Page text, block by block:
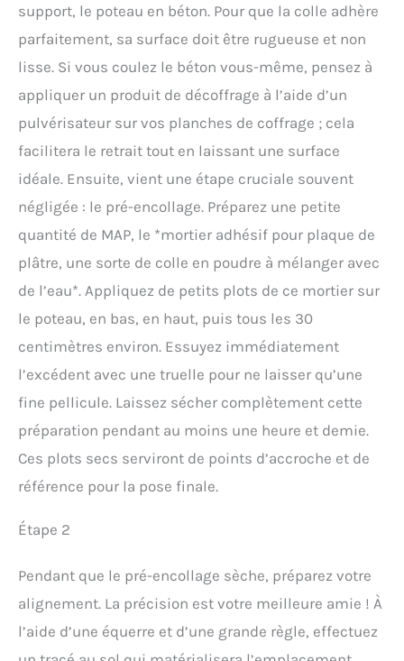
support, le poteau en béton. Pour que la colle adhère
parfaitement, sa surface doit être rugueuse et non
lisse. Si vous coulez le béton vous-même, pensez à
appliquer un produit de décoffrage à l’aide d’un
pulvérisateur sur vos planches de coffrage ; cela
facilitera le retrait tout en laissant une surface
idéale. Ensuite, vient une étape cruciale souvent
négligée : le pré-encollage. Préparez une petite
quantité de MAP, le *mortier adhésif pour plaque de
plâtre, une sorte de colle en poudre à mélanger avec
de l’eau*. Appliquez de petits plots de ce mortier sur
le poteau, en bas, en haut, puis tous les 30
centimètres environ. Essuyez immédiatement
l’excédent avec une truelle pour ne laisser qu’une
fine pellicule. Laissez sécher complètement cette
préparation pendant au moins une heure et demie.
Ces plots secs serviront de points d’accroche et de
référence pour la pose finale.
Étape 2
Pendant que le pré-encollage sèche, préparez votre
alignement. La précision est votre meilleure amie ! À
l’aide d’une équerre et d’une grande règle, effectuez